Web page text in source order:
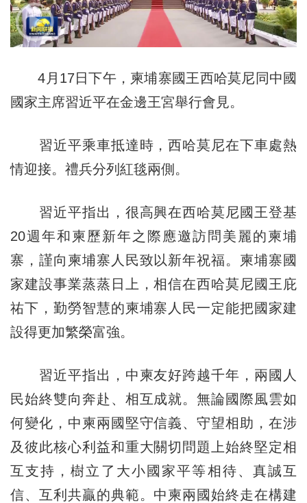
4月17日下午，柬埔寨國王西哈莫尼同中國
國家主席習近平在金邊王宮舉行會見。
習近平乘車抵達時，西哈莫尼在下車處熱
情迎接。禮兵分列紅毯兩側。
習近平指出，很高興在西哈莫尼國王登基
20週年和柬歷新年之際應邀訪問美麗的柬埔
寨，謹向柬埔寨人民致以新年祝福。柬埔寨國
家建設事業蒸蒸日上，相信在西哈莫尼國王庇
祐下，勤勞智慧的柬埔寨人民一定能把國家建
設得更加繁榮富強。
習近平指出，中柬友好跨越千年，兩國人
民始終雙向奔赴、相互成就。無論國際風雲如
何變化，中柬兩國堅守信義、守望相助，在涉
及彼此核心利益和重大關切問題上始終堅定相
互支持，樹立了大小國家平等相待、真誠互
信、互利共贏的典範。中柬兩國始終走在構建